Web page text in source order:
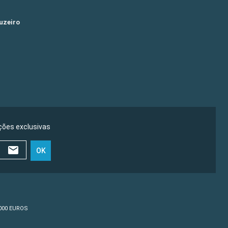
exclusivas
OK
EUROS